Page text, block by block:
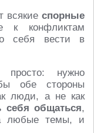
всякие спорные
к конфликтам
себя вести в
нужно
обе стороны
люди, а не как
себя общаться,
любые темы, и